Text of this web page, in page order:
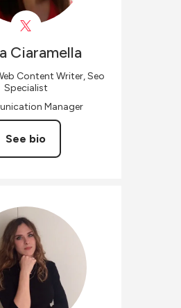
Ciaramella
Content Writer, Seo
Specialist
Manager
See bio